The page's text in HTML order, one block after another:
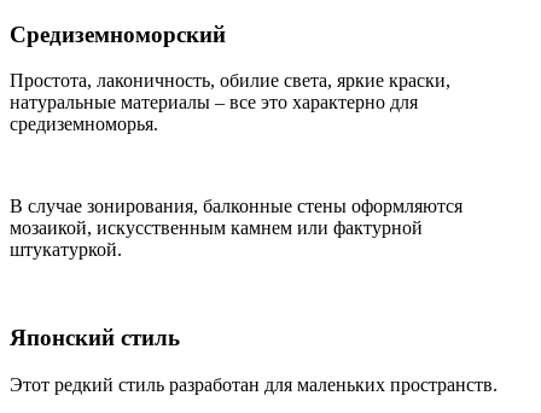
Средиземноморский
Простота, лаконичность, обилие света, яркие краски,
натуральные материалы – все это характерно для
средиземноморья.
В случае зонирования, балконные стены оформляются
мозаикой, искусственным камнем или фактурной
штукатуркой.
Японский стиль
Этот редкий стиль разработан для маленьких пространств.